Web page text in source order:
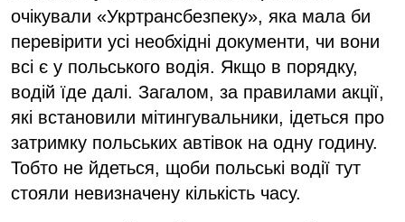
очікували «Укртрансбезпеку», яка мала би
перевірити усі необхідні документи, чи вони
всі є у польського водія. Якщо в порядку,
водій їде далі. Загалом, за правилами акції,
які встановили мітингувальники, ідеться про
затримку польських автівок на одну годину.
Тобто не йдеться, щоби польські водії тут
стояли невизначену кількість часу.